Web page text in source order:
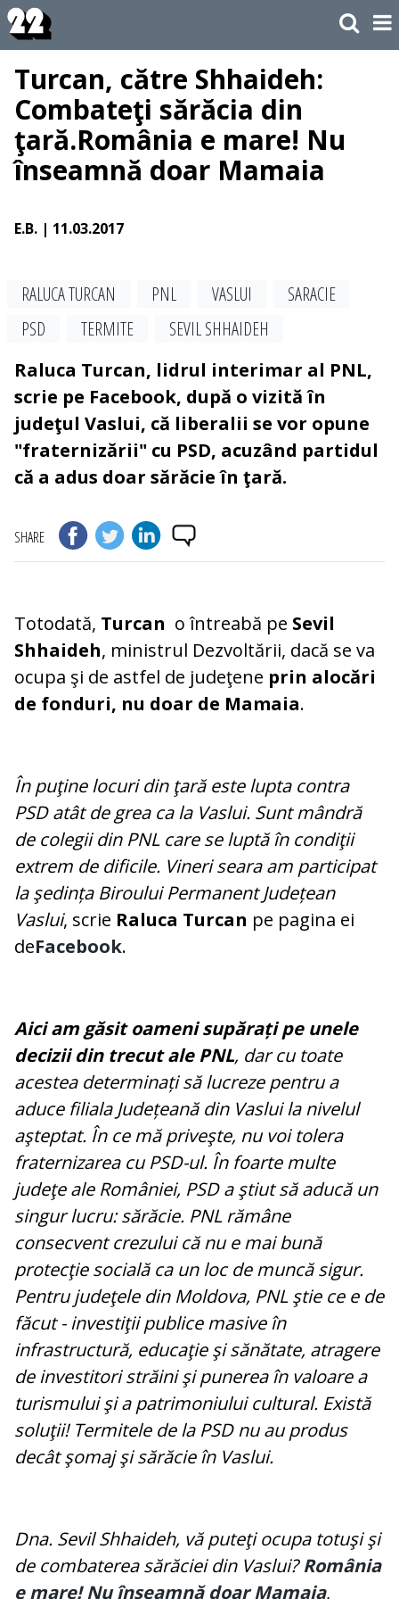
Turcan, către Shhaideh:
Combateţi sărăcia din
ţară.România e mare! Nu
înseamnă doar Mamaia
E.B. | 11.03.2017
RALUCA TURCAN PNL VASLUI
SARACIE
PSD
TERMITE
SEVIL SHHAIDEH
Raluca Turcan, lidrul interimar al PNL,
scrie pe Facebook, după o vizită în
judeţul Vaslui, că liberalii se vor opune
"fraternizării" cu PSD, acuzând partidul
că a adus doar sărăcie în ţară.
SHARE
Totodată, Turcan o întreabă pe Sevil
Shhaideh, ministrul Dezvoltării, dacă se va
ocupa şi de astfel de judeţene prin alocări
de fonduri, nu doar de Mamaia.
În puţine locuri din ţară este lupta contra
PSD atât de grea ca la Vaslui. Sunt mândră
de colegii din PNL care se luptă în condiţii
extrem de dificile. Vineri seara am participat
la şedința Biroului Permanent Județean
Vaslui, scrie Raluca Turcan pe pagina ei
deFacebook.
Aici am găsit oameni supărați pe unele
decizii din trecut ale PNL, dar cu toate
acestea determinați să lucreze pentru a
aduce filiala Județeană din Vaslui la nivelul
aşteptat. În ce mă priveşte, nu voi tolera
fraternizarea cu PSD-ul. În foarte multe
judeţe ale României, PSD a ştiut să aducă un
singur lucru: sărăcie. PNL rămâne
consecvent crezului că nu e mai bună
protecţie socială ca un loc de muncă sigur.
Pentru judeţele din Moldova, PNL ştie ce e de
făcut - investiţii publice masive în
infrastructură, educaţie şi sănătate, atragere
de investitori străini şi punerea în valoare a
turismului şi a patrimoniului cultural. Există
soluţii! Termitele de la PSD nu au produs
decât şomaj şi sărăcie în Vaslui.
Dna. Sevil Shhaideh, vă puteţi ocupa totuşi şi
de combaterea sărăciei din Vaslui?România
e mare! Nu înseamnă doar Mamaia,